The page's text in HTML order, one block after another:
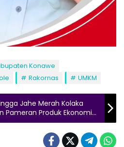
Konawe
Rakornas UMKM
Jahe Merah Kolaka
Pameran Produk Ekonomi